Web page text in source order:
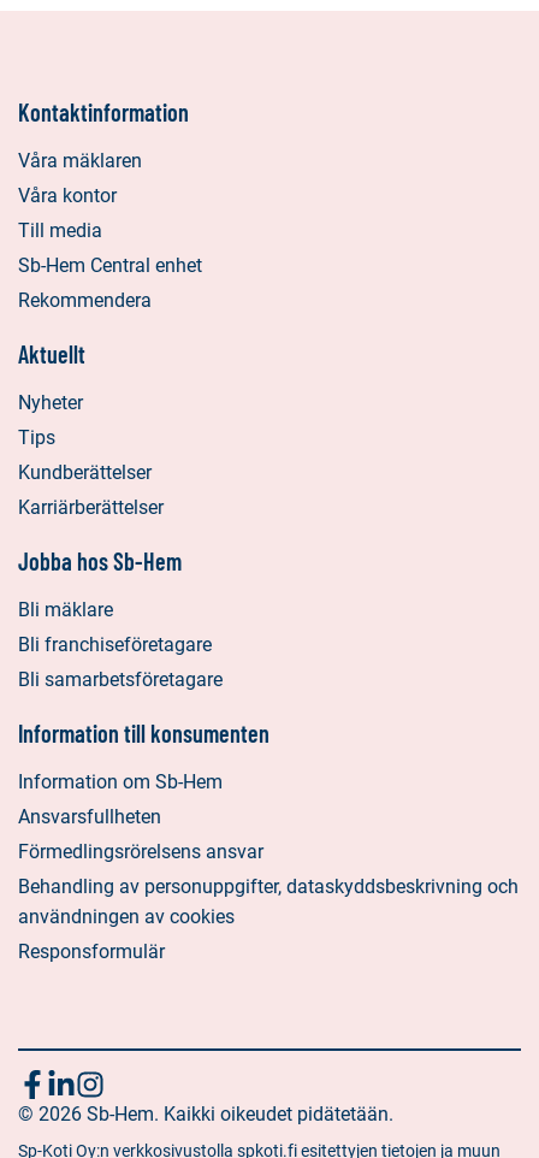
Kontaktinformation
Våra mäklaren
Våra kontor
Till media
Sb-Hem Central enhet
Rekommendera
Aktuellt
Nyheter
Tips
Kundberättelser
Karriärberättelser
Jobba hos Sb-Hem
Bli mäklare
Bli franchiseföretagare
Bli samarbetsföretagare
Information till konsumenten
Information om Sb-Hem
Ansvarsfullheten
Förmedlingsrörelsens ansvar
Behandling av personuppgifter, dataskyddsbeskrivning och
användningen av cookies
Responsformulär
Följ
oss
Sociala
media:
facebook
Sociala
media:
linkedin
Sociala
media:
instagram
© 2026 Sb-Hem. Kaikki oikeudet pidätetään.
Sp-Koti Oy:n verkkosivustolla spkoti.fi esitettyjen tietojen ja muun